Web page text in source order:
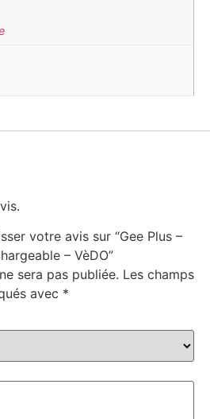
votre avis sur “Gee Plus –
– VèDO”
sera pas publiée. Les champs
avec *